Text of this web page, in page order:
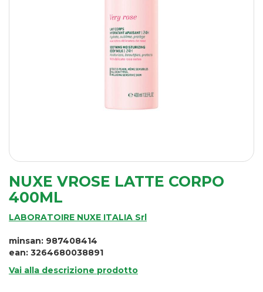
NUXE VROSE LATTE CORPO
400ML
LABORATOIRE NUXE ITALIA Srl
minsan: 987408414
ean: 3264680038891
Vai alla descrizione prodotto